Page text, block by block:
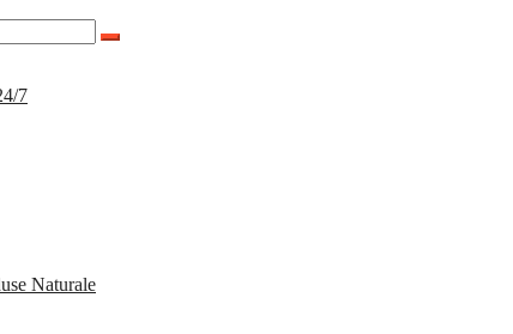
7
Naturale